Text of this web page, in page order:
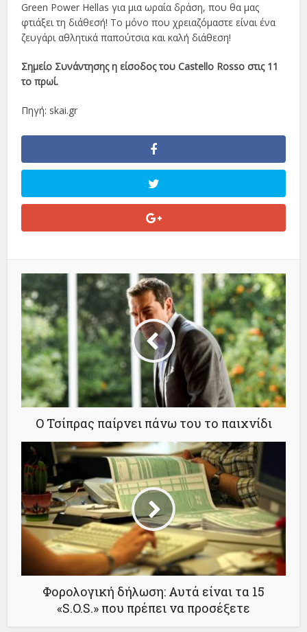
Green Power Hellas για μια ωραία δράση, που θα μας
φτιάξει τη διάθεσή! Το μόνο που χρειαζόμαστε είναι ένα
ζευγάρι αθλητικά παπούτσια και καλή διάθεση!
Σημείο Συνάντησης η είσοδος του Castello Rosso στις 11
το πρωί.
Πηγή: skai.gr
Ο Τσίπρας παίρνει πάνω του το παιχνίδι
Φορολογική δήλωση: Αυτά είναι τα 15
«S.O.S.» που πρέπει να προσέξετε